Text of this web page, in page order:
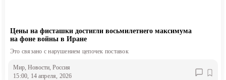
Цены на фисташки достигли восьмилетнего максимума
на фоне войны в Иране
Это связано с нарушением цепочек поставок
Мир , Новости , Россия
15:00, 14 апреля, 2026